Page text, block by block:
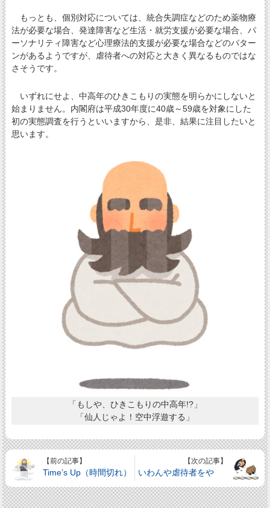
もっとも、個別対応については、統合失調症などのため薬物療
法が必要な場合、発達障害など生活・就労支援が必要な場合、パ
ーソナリティ障害など心理療法的支援が必要な場合などのパター
ンがあるようですが、虐待者への対応と大きく異なるものではな
さそうです。
いずれにせよ、中高年のひきこもりの実態を明らかにしないと
始まりません。内閣府は平成30年度に40歳～59歳を対象にした
初の実態調査を行うといいますから、是非、結果に注目したいと
思います。
「もしや、ひきこもりの中高年!?」
「仙人じゃよ！空中浮遊する」
【前の記事】
Time’s Up（時間切れ）
【次の記事】
いわんや虐待者をや